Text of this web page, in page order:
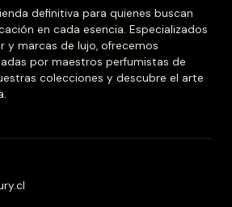
definitiva para quienes buscan
en cada esencia. Especializados
y marcas de lujo, ofrecemos
por maestros perfumistas de
colecciones y descubre el arte